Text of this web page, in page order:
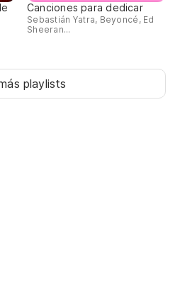
Canciones para dedicar
Sebastián Yatra, Beyoncé, Ed
Sheeran...
playlists